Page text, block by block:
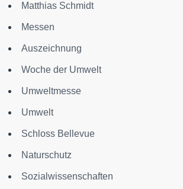
Matthias Schmidt
Messen
Auszeichnung
Woche der Umwelt
Umweltmesse
Umwelt
Schloss Bellevue
Naturschutz
Sozialwissenschaften